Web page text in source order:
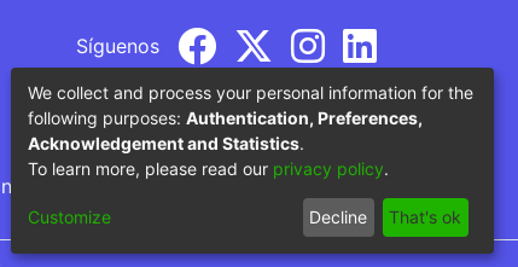
Síguenos
por parte del Ministerio de Educación
We collect and process your personal information for the
following purposes: Authentication, Preferences,
Acknowledgement and Statistics.
To learn more, please read our privacy policy.
Customize Decline That's ok